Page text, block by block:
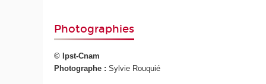
Photographies
© Ipst-Cnam
Photographe : Sylvie Rouquié